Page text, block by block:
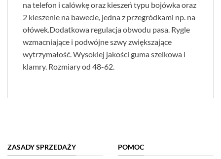
na telefon i calówkę oraz kieszeń typu bojówka oraz
2 kieszenie na bawecie, jedna z przegródkami np. na
ołówek.Dodatkowa regulacja obwodu pasa. Rygle
wzmacniające i podwójne szwy zwiększające
wytrzymałość. Wysokiej jakości guma szelkowa i
klamry. Rozmiary od 48-62.
ZASADY SPRZEDAŻY POMOC